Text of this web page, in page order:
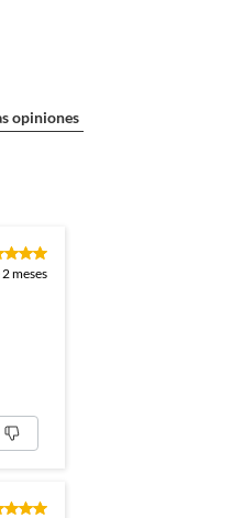
opiniones
meses